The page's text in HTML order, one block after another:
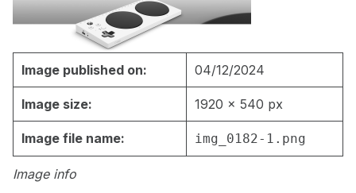
Image info
Image published on: 04/12/2024
Image size: 1920 × 540 px
Image file name: img_0182-1.png